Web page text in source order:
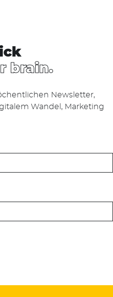
brain.
Newsletter,
Wandel, Marketing